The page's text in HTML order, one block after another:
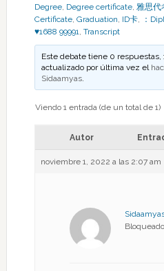
Degree, Degree certificate, 雅思代
Certificate, Graduation, ID卡, ：
♥1688 99991, Transcript
Este debate tiene 0 respuestas,
actualizado por última vez el
Sidaamyas.
Viendo 1 entrada (de un total de 1)
Autor
noviembre 1, 2022 a las 2:07 am
Bloqueado